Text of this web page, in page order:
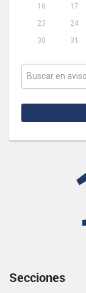
16
17
23
24
30
31
Secciones